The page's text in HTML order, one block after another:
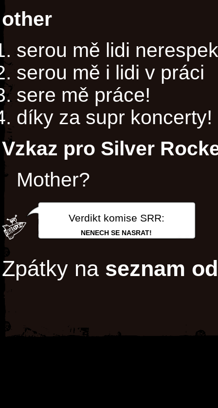
other
serou mě lidi
serou mě i lidi v práci
sere mě práce!
díky za supr koncerty!
Vzkaz pro Silver
Mother?
Verdikt komise SRR:
NENECH SE NASRAT!
Zpátky na seznam